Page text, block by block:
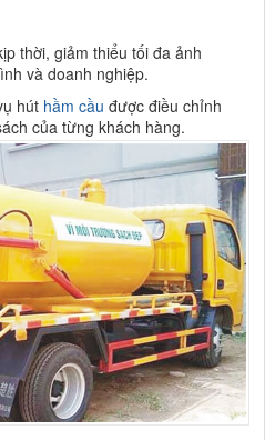
thời, giảm thiểu tối đa ảnh
và doanh nghiệp.
hút hầm cầu được điều chỉnh
của từng khách hàng.